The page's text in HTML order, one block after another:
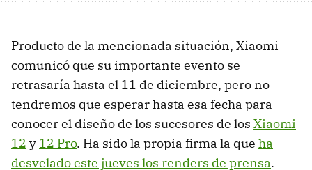
Producto de la mencionada situación, Xiaomi
comunicó que su importante evento se
retrasaría hasta el 11 de diciembre, pero no
tendremos que esperar hasta esa fecha para
conocer el diseño de los sucesores de los Xiaomi
12 y 12 Pro. Ha sido la propia firma la que ha
desvelado este jueves los renders de prensa.